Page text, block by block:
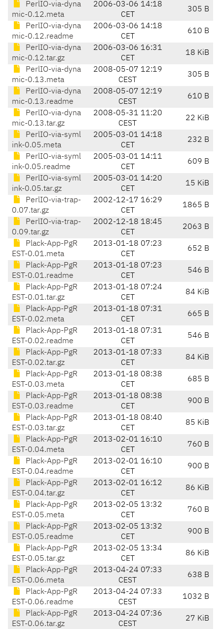
PerlIO-via-dyna
mic-0.12.meta
2006-03-06 14:18
CET
305 B
PerlIO-via-dyna
mic-0.12.readme
2006-03-06 14:18
CET
610 B
PerlIO-via-dyna
mic-0.12.tar.gz
2006-03-06 16:31
CET
18 KiB
PerlIO-via-dyna
mic-0.13.meta
2008-05-07 12:19
CEST
305 B
PerlIO-via-dyna
mic-0.13.readme
2008-05-07 12:19
CEST
610 B
PerlIO-via-dyna
mic-0.13.tar.gz
2008-05-31 11:20
CEST
22 KiB
PerlIO-via-syml
ink-0.05.meta
2005-03-01 14:18
CET
232 B
PerlIO-via-syml
ink-0.05.readme
2005-03-01 14:11
CET
609 B
PerlIO-via-syml
ink-0.05.tar.gz
2005-03-01 14:20
CET
15 KiB
PerlIO-via-trap-
0.07.tar.gz
2002-12-17 16:29
CET
1865 B
PerlIO-via-trap-
0.09.tar.gz
2002-12-18 18:45
CET
2063 B
Plack-App-PgR
EST-0.01.meta
2013-01-18 07:23
CET
652 B
Plack-App-PgR
EST-0.01.readme
2013-01-18 07:23
CET
546 B
Plack-App-PgR
EST-0.01.tar.gz
2013-01-18 07:24
CET
84 KiB
Plack-App-PgR
EST-0.02.meta
2013-01-18 07:31
CET
665 B
Plack-App-PgR
EST-0.02.readme
2013-01-18 07:31
CET
546 B
Plack-App-PgR
EST-0.02.tar.gz
2013-01-18 07:33
CET
84 KiB
Plack-App-PgR
EST-0.03.meta
2013-01-18 08:38
CET
685 B
Plack-App-PgR
EST-0.03.readme
2013-01-18 08:38
CET
900 B
Plack-App-PgR
EST-0.03.tar.gz
2013-01-18 08:40
CET
85 KiB
Plack-App-PgR
EST-0.04.meta
2013-02-01 16:10
CET
760 B
Plack-App-PgR
EST-0.04.readme
2013-02-01 16:10
CET
900 B
Plack-App-PgR
EST-0.04.tar.gz
2013-02-01 16:12
CET
86 KiB
Plack-App-PgR
EST-0.05.meta
2013-02-05 13:32
CET
760 B
Plack-App-PgR
EST-0.05.readme
2013-02-05 13:32
CET
900 B
Plack-App-PgR
EST-0.05.tar.gz
2013-02-05 13:34
CET
86 KiB
Plack-App-PgR
EST-0.06.meta
2013-04-24 07:33
CEST
638 B
Plack-App-PgR
EST-0.06.readme
2013-04-24 07:33
CEST
1032 B
Plack-App-PgR
EST-0.06.tar.gz
2013-04-24 07:36
CEST
27 KiB